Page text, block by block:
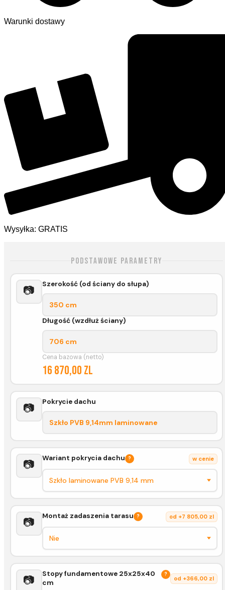
Warunki dostawy
Wysyłka: GRATIS
Podstawowe parametry
📷 Szerokość (od ściany do słupa)
350 cm
Długość (wzdłuż ściany)
706 cm
Cena bazowa (netto)
16 870,00 zl
📷 Pokrycie dachu
Szkło PVB 9,14mm laminowane
📷 Wariant pokrycia dachu ? w cenie
📷 Montaż zadaszenia tarasu ? od +7 805,00 zl
📷
Stopy fundamentowe 25x25x40
cm
?
od +366,00 zl